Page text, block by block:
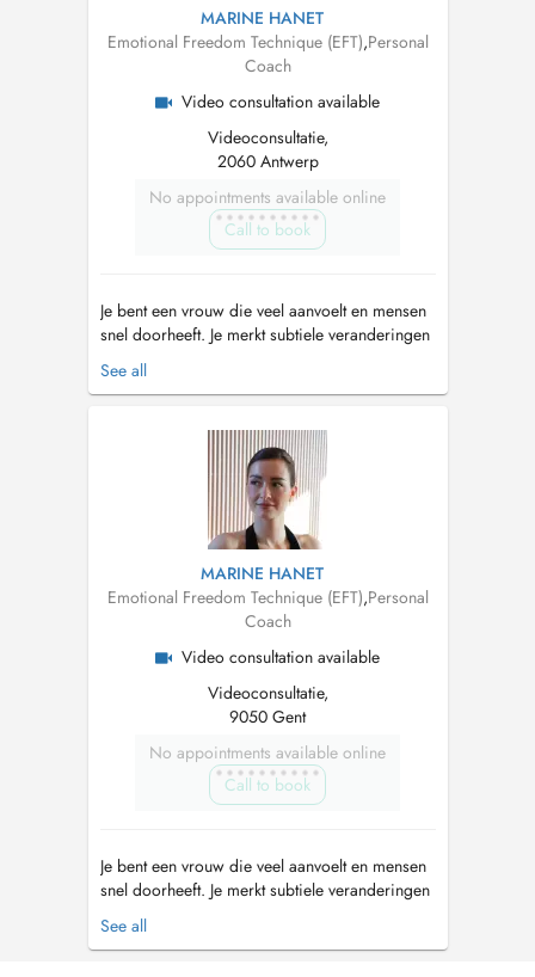
MARINE HANET
Emotional Freedom Technique (EFT),Personal
Coach
Video consultation available
Videoconsultatie,
2060 Antwerp
No appointments available online
Call to book
Je bent een vrouw die veel aanvoelt en mensen
snel doorheeft. Je merkt subtiele veranderingen
in energie, afstand of gedrag, vaak nog vóór er
iets uitgesproken wordt. Net omdat je zo
naar duidelijkheid. Je weet dat je overdenkt,
maar het voelt alsof ...
See all
MARINE HANET
Emotional Freedom Technique (EFT),Personal
Coach
Video consultation available
Videoconsultatie,
9050 Gent
No appointments available online
Call to book
Je bent een vrouw die veel aanvoelt en mensen
snel doorheeft. Je merkt subtiele veranderingen
in energie, afstand of gedrag, vaak nog vóór er
iets uitgesproken wordt. Net omdat je zo
See all